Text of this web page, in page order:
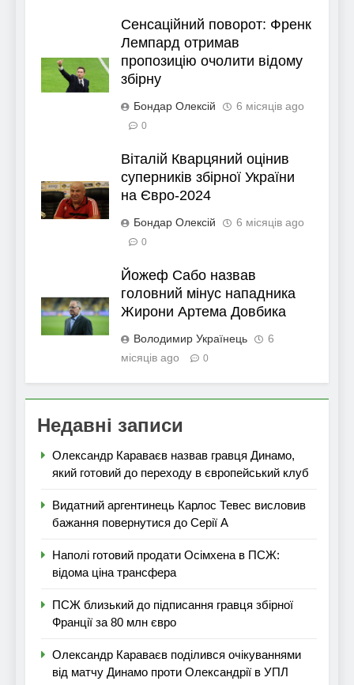
Сенсаційний поворот: Френк
Лемпард отримав
пропозицію очолити відому
збірну
Бондар Олексій 6 місяців ago
0
Віталій Кварцяний оцінив
суперників збірної України
на Євро-2024
Бондар Олексій 6 місяців ago
0
Йожеф Сабо назвав
головний мінус нападника
Жирони Артема Довбика
Володимир Українець
6
місяців ago
0
Недавні записи
Олександр Караваєв назвав гравця Динамо,
який готовий до переходу в європейський клуб
Видатний аргентинець Карлос Тевес висловив
бажання повернутися до Серії А
Наполі готовий продати Осімхена в ПСЖ:
відома ціна трансфера
ПСЖ близький до підписання гравця збірної
Франції за 80 млн євро
Олександр Караваєв поділився очікуваннями
від матчу Динамо проти Олександрії в УПЛ